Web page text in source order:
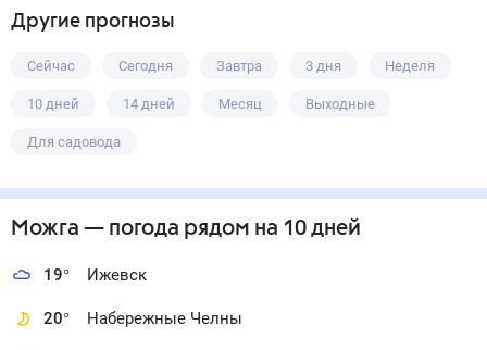
Другие прогнозы
Сейчас Сегодня Завтра 3 дня Неделя
10 дней 14 дней Месяц Выходные
Для садовода
Можга — погода рядом на 10 дней
19° Ижевск
20° Набережные Челны